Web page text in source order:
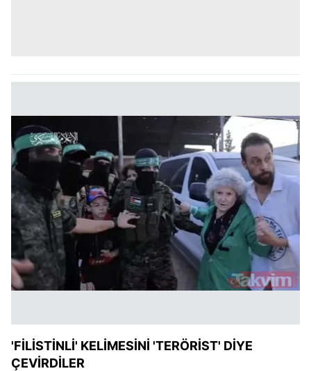
'FİLİSTİNLİ' KELİMESİNİ 'TERÖRİST' DİYE
ÇEVİRDİLER